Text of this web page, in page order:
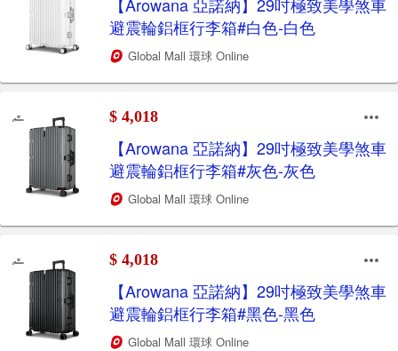
避震輪鋁框行李箱#白色-白色
Global Mall 環球 Online
$ 4,018
【Arowana 亞諾納】29吋極致美學煞車
避震輪鋁框行李箱#灰色-灰色
Global Mall 環球 Online
$ 4,018
【Arowana 亞諾納】29吋極致美學煞車
避震輪鋁框行李箱#黑色-黑色
Global Mall 環球 Online